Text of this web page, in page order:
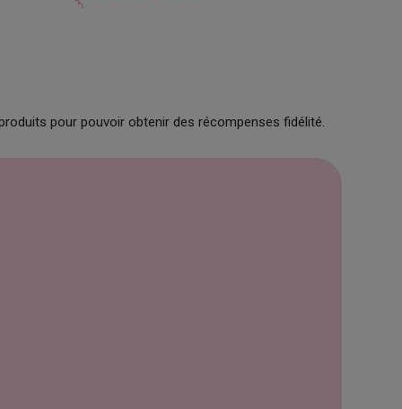
pour pouvoir obtenir des récompenses fidélité.